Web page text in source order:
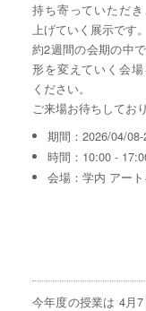
持ち寄っていただ
上げていく展示です。
約2週間の会期の中
形を変えていく会
ください。
ご来場お待ちしてお
期間：2026/04/
時間：10:00 -
会場：学内 アー
今年度の授業は 4月